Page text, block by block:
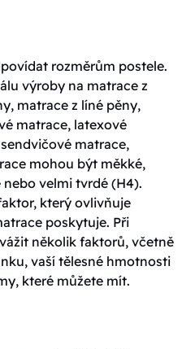
rozměrům postele.
výroby na matrace z
matrace z líné pěny,
matrace, latexové
matrace,
mohou být měkké,
velmi tvrdé (H4).
který ovlivňuje
poskytuje. Při
několik faktorů, včetně
vaší tělesné hmotnosti
které můžete mít.